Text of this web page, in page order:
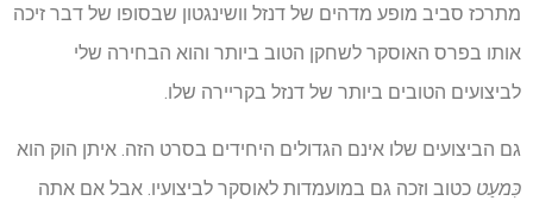
מתרכז סביב מופע מדהים של דנזל וושינגטון שבסופו של דבר זיכה
אותו בפרס האוסקר לשחקן הטוב ביותר והוא הבחירה שלי
לביצועים הטובים ביותר של דנזל בקריירה שלו.
גם הביצועים שלו אינם הגדולים היחידים בסרט הזה. איתן הוק הוא
כִּמעַט כטוב וזכה גם במועמדות לאוסקר לביצועיו. אבל אם אתה